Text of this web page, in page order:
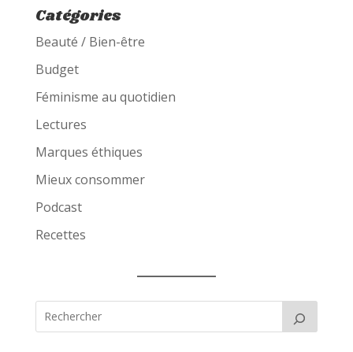
Catégories
Beauté / Bien-être
Budget
Féminisme au quotidien
Lectures
Marques éthiques
Mieux consommer
Podcast
Recettes